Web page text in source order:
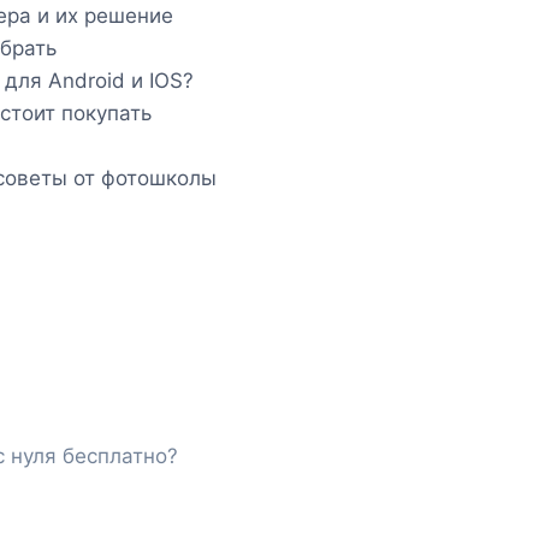
и их решение
Android и IOS?
покупать
от фотошколы
бесплатно?